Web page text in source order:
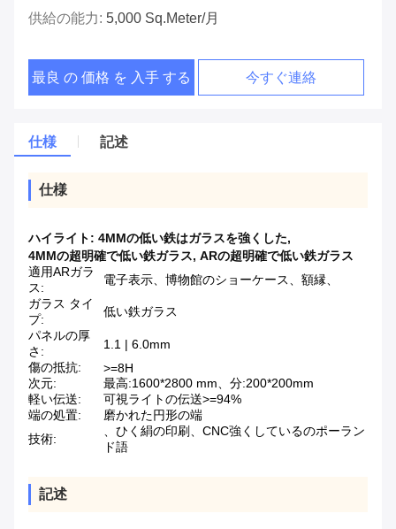
供給の能力: 5,000 Sq.meter/月
最良 の 価格 を 入手 する 今すぐ連絡
仕様 記述
仕様
ハイライト: 4MMの低い鉄はガラスを強くした,
4MMの超明確で低い鉄ガラス, ARの超明確で低い鉄ガラス
適用ARガラ
ス:
電子表示、博物館のショーケース、額縁、
ガラス タイ
プ:
低い鉄ガラス
パネルの厚
さ:
1.1 | 6.0mm
傷の抵抗:
>=8H
次元:
最高:1600*2800 mm、分:200*200mm
軽い伝送:
可視ライトの伝送>=94%
端の処置:
磨かれた円形の端
技術:
、ひく絹の印刷、CNC強くしているのポーラン
ド語
記述